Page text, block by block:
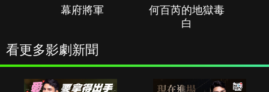
幕府將軍
何百芮的地獄毒
白
看更多影劇新聞